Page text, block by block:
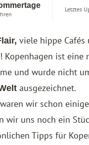
Letztes
viele hippe
Kopenhagen ist
und wurde nicht
ausgezeichnet.
wir schon
wir uns noch ein
Tipps für